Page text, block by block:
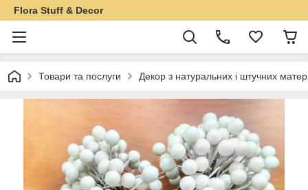
Flora Stuff & Decor
Товари та послуги Декор з натуральних і штучних